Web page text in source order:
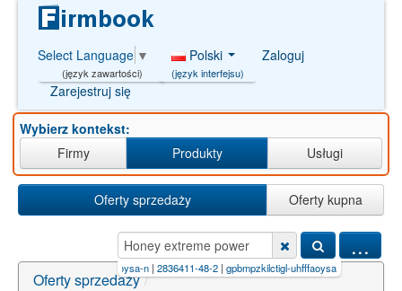
Select Language ▼
(język zawartości)
Polski
(język interfejsu)
Zaloguj
Zarejestruj się
Wybierz kontekst:
Firmy
Produkty Usługi
Oferty sprzedaży Oferty kupna
...
uhfffaoysa-n |2836411-48-2|gpbmpzkilctigl-uhfffaoysa-n|n-(4-
Oferty sprzedaży /